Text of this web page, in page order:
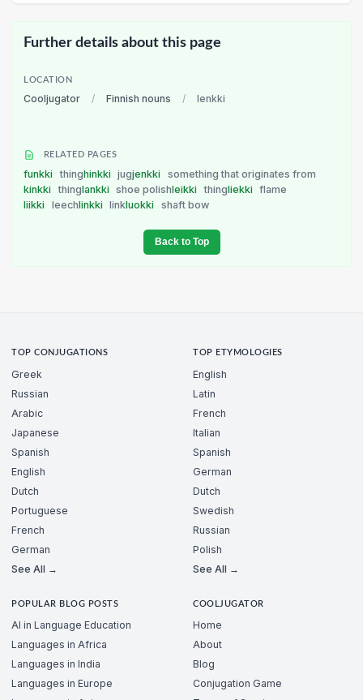
Further details about this page
LOCATION
Cooljugator / Finnish nouns / lenkki
RELATED PAGES
funkki thinghinkki jugjenkki
something that originates from
kinkki
thinglankki shoe polishleikki thingliekki
flame
liikki
leechlinkki linkluokki shaft bow
Back to Top
TOP CONJUGATIONS
Greek
Russian
Arabic
Japanese
Spanish
English
Dutch
Portuguese
French
German
See All →
TOP ETYMOLOGIES
English
Latin
French
Italian
Spanish
German
Dutch
Swedish
Russian
Polish
See All →
POPULAR BLOG POSTS
AI in Language Education
Languages in Africa
Languages in India
Languages in Europe
COOLJUGATOR
Home
About
Blog
Conjugation Game